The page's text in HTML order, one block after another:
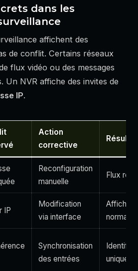
dans les
affichent des
de conflit. Certains réseaux
flux vidéo ou des messages
Un NVR affiche des invites de
IP.
Action
corrective
Résultat
Reconfiguration
manuelle
Flux
IP
Modification
via interface
normal
Synchronisation
des entrées
unique